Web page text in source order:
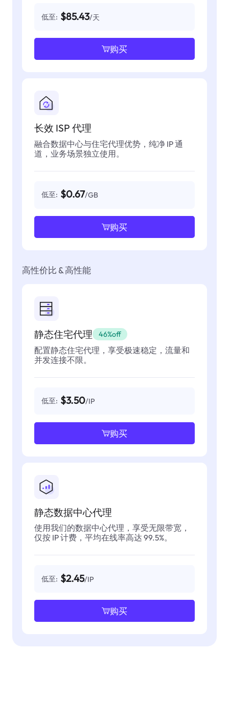
低至: $85.43/天
购买
长效 ISP 代理
融合数据中心与住宅代理优势，纯净 IP 通
道，业务场景独立使用。
低至: $0.67/GB
购买
高性价比 & 高性能
静态住宅代理 46%off
配置静态住宅代理，享受极速稳定，流量和
并发连接不限。
低至: $3.50/IP
购买
静态数据中心代理
使用我们的数据中心代理，享受无限带宽，
仅按 IP 计费，平均在线率高达 99.5%。
低至: $2.45/IP
购买